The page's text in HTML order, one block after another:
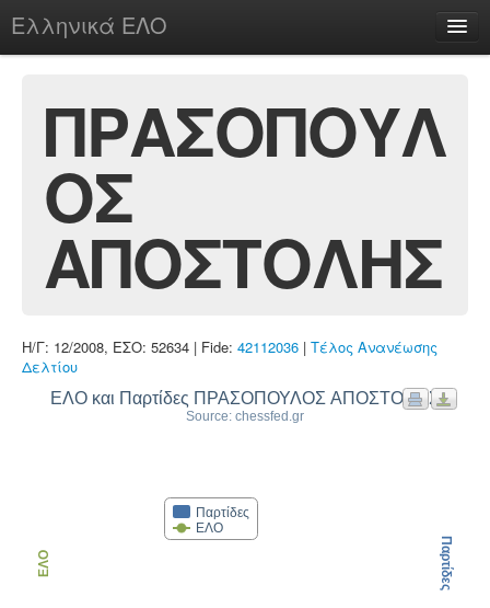
Ελληνικά ΕΛΟ
chesstu.be @ discord
Login
ΠΡΑΣΟΠΟΥΛ
ΟΣ
ΑΠΟΣΤΟΛΗΣ
Η/Γ: 12/2008, ΕΣΟ: 52634 | Fide: 42112036 | Τέλος Ανανέωσης
Δελτίου
ΕΛΟ και Παρτίδες ΠΡΑΣΟΠΟΥΛΟΣ ΑΠΟΣΤΟΛΗΣ
Source: chessfed.gr
Παρτίδες
ΕΛΟ
ΕΛΟ Παρτίδες